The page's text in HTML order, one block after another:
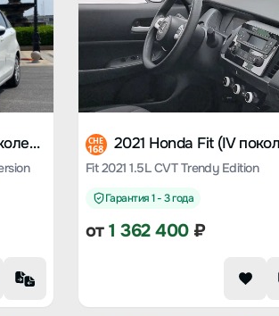
2022 Honda Fit (IV поколение) CHE
168
Fit 2021 1.5L CVT Trendy Edition
Гарантия 1 - 3 года
от1 362 400₽